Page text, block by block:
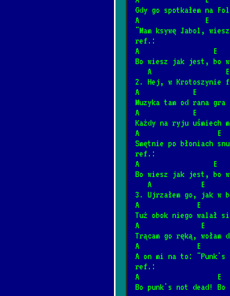
Piłem w Spale
12/4/2024[Artur Andrus]
Sąsiedzi
6/20/2026 [Big Cyc]
Rzuć jakieś
8/8/2024[Brudne
[Brudne
Za daleko
8/8/2024[Brudne
1/17/2025 [Cesáreo
Wehikuł czasu
Gdy go spotkałem na
A                E
"Mam ksywę Jabol,
ref.:
A                  E
Bo wiesz jak jest, bo
A
2. Hej, w Krotoszynie
A             E
Muzyka tam od rana
A             E
Każdy na ryju uśmiech
A                   E
Smętnie po błoniach
ref.:
A                  E
Bo wiesz jak jest, bo
A            E
3. Ujrzałem go, jak w
A              E
Tuż obok niego walał
A               E
Trącam go ręką,
A              E
A on mi na to: "Punk's
ref.:
A                   E
Bo punk's not dead!